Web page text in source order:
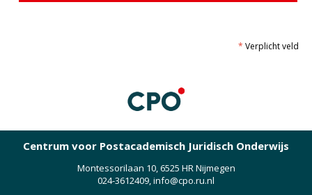
* Verplicht veld
Centrum voor Postacademisch Juridisch Onderwijs
Montessorilaan 10, 6525 HR Nijmegen
024-3612409,info@cpo.ru.nl